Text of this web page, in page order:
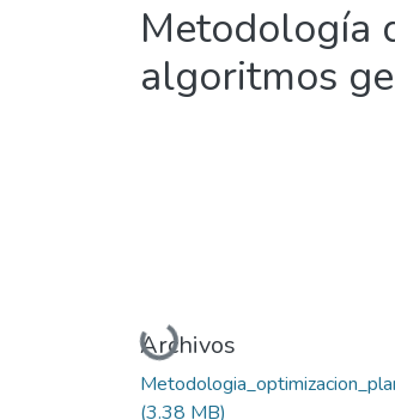
Metodología
algoritmos
Cargando...
Archivos
(3.38 MB)